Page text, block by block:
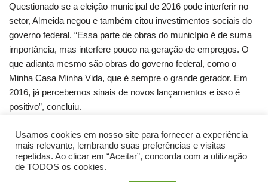
Questionado se a eleição municipal de 2016 pode interferir no
setor, Almeida negou e também citou investimentos sociais do
governo federal. “Essa parte de obras do município é de suma
importância, mas interfere pouco na geração de empregos. O
que adianta mesmo são obras do governo federal, como o
Minha Casa Minha Vida, que é sempre o grande gerador. Em
2016, já percebemos sinais de novos lançamentos e isso é
positivo”, concluiu.
Fonte: G1.com
Usamos cookies em nosso site para fornecer a experiência
mais relevante, lembrando suas preferências e visitas
repetidas. Ao clicar em “Aceitar”, concorda com a utilização
de TODOS os cookies.